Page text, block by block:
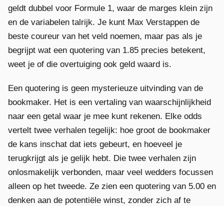
geldt dubbel voor Formule 1, waar de marges klein zijn
en de variabelen talrijk. Je kunt Max Verstappen de
beste coureur van het veld noemen, maar pas als je
begrijpt wat een quotering van 1.85 precies betekent,
weet je of die overtuiging ook geld waard is.
Een quotering is geen mysterieuze uitvinding van de
bookmaker. Het is een vertaling van waarschijnlijkheid
naar een getal waar je mee kunt rekenen. Elke odds
vertelt twee verhalen tegelijk: hoe groot de bookmaker
de kans inschat dat iets gebeurt, en hoeveel je
terugkrijgt als je gelijk hebt. Die twee verhalen zijn
onlosmakelijk verbonden, maar veel wedders focussen
alleen op het tweede. Ze zien een quotering van 5.00 en
denken aan de potentiële winst, zonder zich af te